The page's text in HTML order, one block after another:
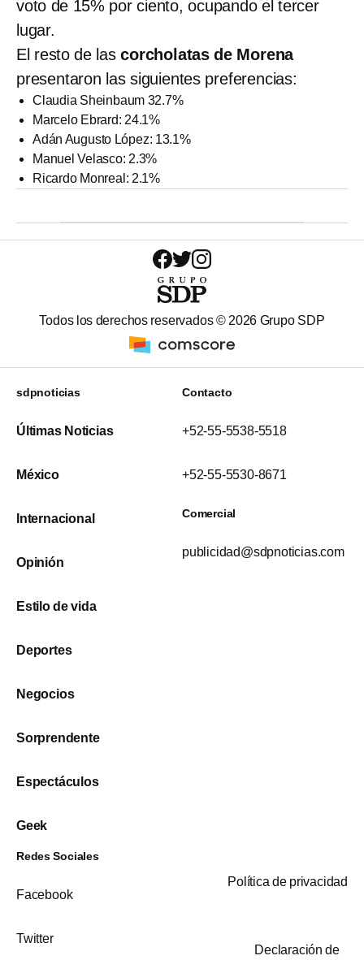
voto de 15% por ciento, ocupando el tercer
lugar.
El resto de lascorcholatas de Morena
presentaron las siguientes preferencias:
Claudia Sheinbaum 32.7%
Marcelo Ebrard: 24.1%
Adán Augusto López: 13.1%
Manuel Velasco: 2.3%
Ricardo Monreal: 2.1%
Todos los derechos reservados © 2026 Grupo SDP
sdpnoticias
Últimas Noticias
México
Internacional
Opinión
Estilo de vida
Deportes
Negocios
Sorprendente
Espectáculos
Geek
Contacto
+52-55-5538-5518
+52-55-5530-8671
Comercial
publicidad@sdpnoticias.com
Redes Sociales
Facebook
Twitter
Política de privacidad
Declaración de